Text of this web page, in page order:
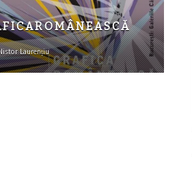
I C A R O M Â N E A S C Ă
Laurențiu